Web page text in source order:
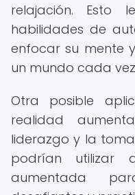
relajación. Esto
habilidades de
enfocar su mente
un mundo cada
Otra posible
realidad
liderazgo y la
podrían utilizar
aumentada